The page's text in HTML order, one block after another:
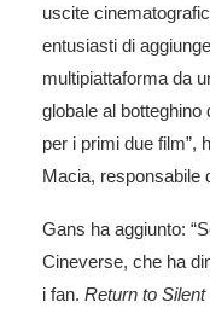
uscite
entusiasti di
multipiattaforma da
globale al botteghino
per i primi due film”,
Macia, responsabile
Gans ha aggiunto:
Cineverse, che ha
i fan. Return to Silent